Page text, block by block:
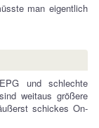
man eigentlich
und schlechte
weitaus größere
schickes On-